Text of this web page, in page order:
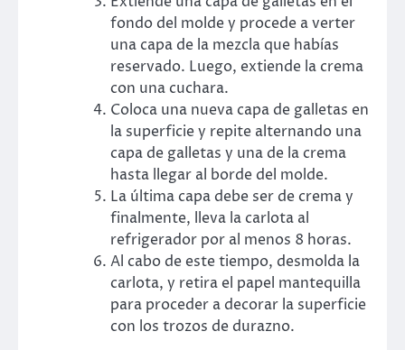
fondo del molde y procede a verter
una capa de la mezcla que habías
reservado. Luego, extiende la crema
con una cuchara.
Coloca una nueva capa de galletas en
la superficie y repite alternando una
capa de galletas y una de la crema
hasta llegar al borde del molde.
La última capa debe ser de crema y
finalmente, lleva la carlota al
refrigerador por al menos 8 horas.
Al cabo de este tiempo, desmolda la
carlota, y retira el papel mantequilla
para proceder a decorar la superficie
con los trozos de durazno.